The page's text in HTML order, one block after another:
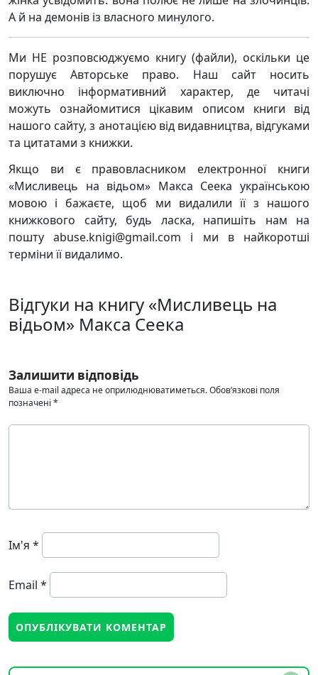
А й на демонів із власного минулого.
Ми НЕ розповсюджуємо книгу (файли), оскільки це
порушує Авторське право. Наш сайт носить
виключно інформативний характер, де читачі
можуть ознайомитися цікавим описом книги від
нашого сайту, з анотацією від видавництва, відгуками
та цитатами з книжки.
Якщо ви є правовласником електронної книги
«Мисливець на відьом» Макса Сеека українською
мовою і бажаєте, щоб ми видалили її з нашого
книжкового сайту, будь ласка, напишіть нам на
пошту abuse.knigi@gmail.com і ми в найкоротші
терміни її видалимо.
Відгуки на книгу «Мисливець на
відьом» Макса Сеека
Залишити відповідь
Ваша e-mail адреса не оприлюднюватиметься.Обов’язкові поля
позначені *
Ім'я *
Email *